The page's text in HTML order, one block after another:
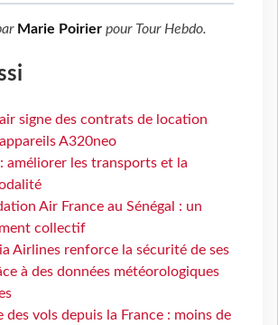
Marie Poirier pour Tour Hebdo.
signe des contrats de location
A320neo
: améliorer les transports et la
Air France au Sénégal : un
collectif
Airlines renforce la sécurité de ses
à des données météorologiques
des vols depuis la France : moins de